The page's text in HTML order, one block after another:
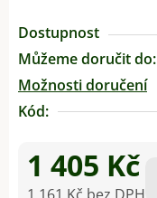
Dostupnost
Můžeme doručit do:
Možnosti doručení
Kód:
1 405 Kč